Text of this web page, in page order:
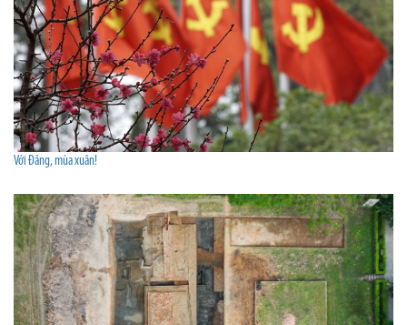
Với Đảng, mùa xuân!